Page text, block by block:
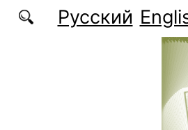
содержаниюРусский